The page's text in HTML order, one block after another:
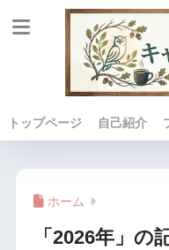
トップページ 自己紹介
ホーム
「2026年」の